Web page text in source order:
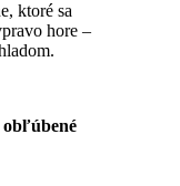
ktoré sa
hore –
obľúbené